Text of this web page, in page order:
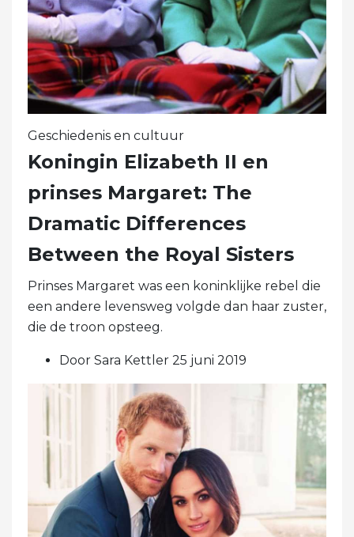
Geschiedenis en cultuur
Koningin Elizabeth II en
prinses Margaret: The
Dramatic Differences
Between the Royal Sisters
Prinses Margaret was een koninklijke rebel die
een andere levensweg volgde dan haar zuster,
die de troon opsteeg.
Door Sara Kettler 25 juni 2019